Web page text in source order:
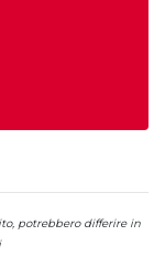
potrebbero differire in